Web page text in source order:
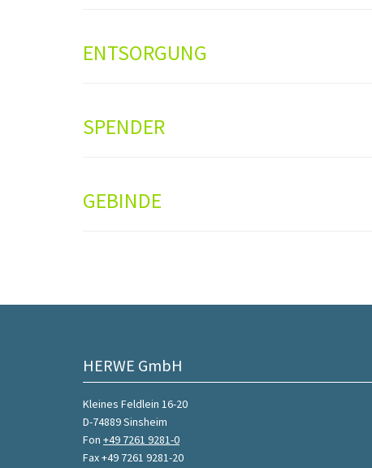
ENTSORGUNG
SPENDER
GEBINDE
HERWE GmbH
Kleines Feldlein 16-20
D-74889 Sinsheim
Fon +49 7261 9281-0
Fax +49 7261 9281-20